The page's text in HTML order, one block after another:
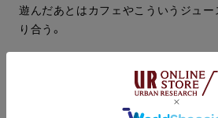
遊んだあとはカフェやこういうジュ
り合う。
確かに牛乳の味が濃くて美味しい。パ